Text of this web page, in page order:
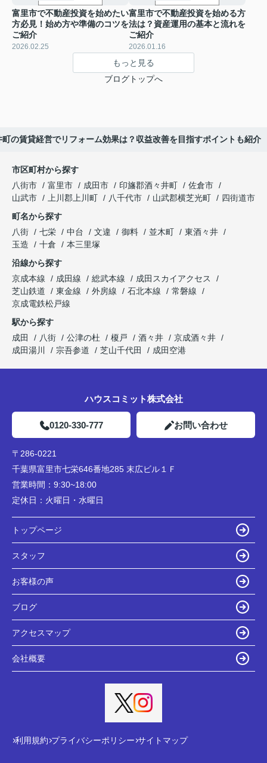
富里市で不動産投資を始めたい
方必見！始め方や準備のコツを
ご紹介
2026.02.25
富里市で不動産投資を始める方
法は？資産運用の基本と流れを
ご紹介
2026.01.16
もっと見る
ブログトップへ
町の賃貸経営でリフォーム効果は？収益改善を目指すポイントも紹介
市区町村から探す
八街市
富里市 成田市 印旛郡酒々井町
佐倉市
山武市
上川郡上川町 八千代市 山武郡横芝光町
四街道市
町名から探す
八街
七栄 中台 文違 御料 並木町
東酒々井
玉造
十倉
本三里塚
沿線から探す
京成本線
成田線 総武本線
成田スカイアクセス
芝山鉄道
東金線 外房線 石北本線
常磐線
京成電鉄松戸線
駅から探す
成田
八街 公津の杜 榎戸 酒々井
京成酒々井
成田湯川
宗吾参道 芝山千代田 成田空港
ハウスコミット株式会社
0120-330-777 お問い合わせ
〒286-0221
千葉県富里市七栄646番地285 末広ビル１Ｆ
営業時間： 9:30~18:00
定休日： 火曜日・水曜日
トップページ
スタッフ
お客様の声
ブログ
アクセスマップ
会社概要
利用規約 プライバシーポリシー サイトマップ